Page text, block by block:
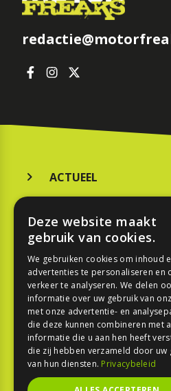
ACTUEEL
KOOPGIDS
TESTEN
SPORT
REPORTAGE
TOUREN
NIEUWSBRIEF
Deze website maakt
gebruik van cookies.
We gebruiken cookies om inhoud
advertenties te personaliseren en
verkeer te analyseren. We delen
informatie over uw gebruik van
met onze advertentie- en
die deze kunnen combineren met
informatie die u aan hen heeft
die zij hebben verzameld door uw
van hun diensten. Privacybeleid